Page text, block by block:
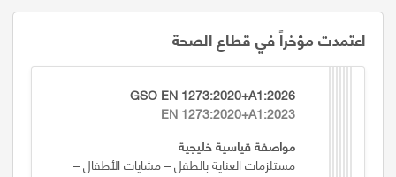
اعتمدت مؤخراً في قطاع الصحة
GSO EN 1273:2020+A1:2026
EN 1273:2020+A1:2023
مواصفة قياسية خليجية
مستلزمات العناية بالطفل – مشايات الأطفال –